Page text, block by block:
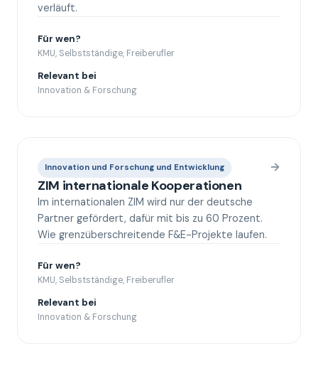
verläuft.
Für wen?
KMU, Selbstständige, Freiberufler
Relevant bei
Innovation & Forschung
Innovation und Forschung und Entwicklung →
ZIM internationale Kooperationen
Im internationalen ZIM wird nur der deutsche
Partner gefördert, dafür mit bis zu 60 Prozent.
Wie grenzüberschreitende F&E-Projekte laufen.
Für wen?
KMU, Selbstständige, Freiberufler
Relevant bei
Innovation & Forschung